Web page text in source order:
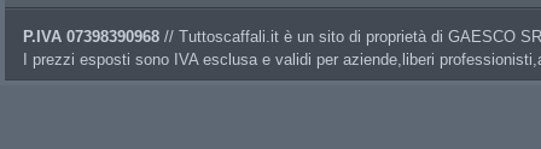
P.IVA 07398390968 // Tuttoscaffali.it è un sito di proprietà di GAESCO
I prezzi esposti sono IVA esclusa e validi per aziende,liberi